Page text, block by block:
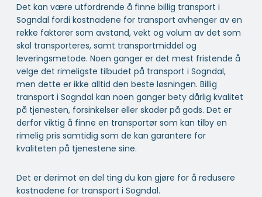
Det kan være utfordrende å finne billig transport i
Sogndal fordi kostnadene for transport avhenger av en
rekke faktorer som avstand, vekt og volum av det som
skal transporteres, samt transportmiddel og
leveringsmetode. Noen ganger er det mest fristende å
velge det rimeligste tilbudet på transport i Sogndal,
men dette er ikke alltid den beste løsningen. Billig
transport i Sogndal kan noen ganger bety dårlig kvalitet
på tjenesten, forsinkelser eller skader på gods. Det er
derfor viktig å finne en transportør som kan tilby en
rimelig pris samtidig som de kan garantere for
kvaliteten på tjenestene sine.
Det er derimot en del ting du kan gjøre for å redusere
kostnadene for transport i Sogndal.